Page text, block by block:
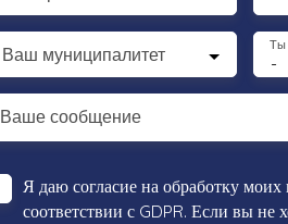
Ваш муниципалитет -
Ты
Ваше сообщение
Я даю согласие на обработку
соответствии с GDPR. Если вы не